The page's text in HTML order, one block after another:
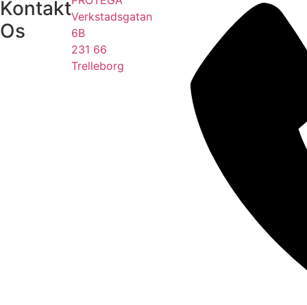
Kontakt
Os
Verkstadsgatan
6B
231 66
Trelleborg